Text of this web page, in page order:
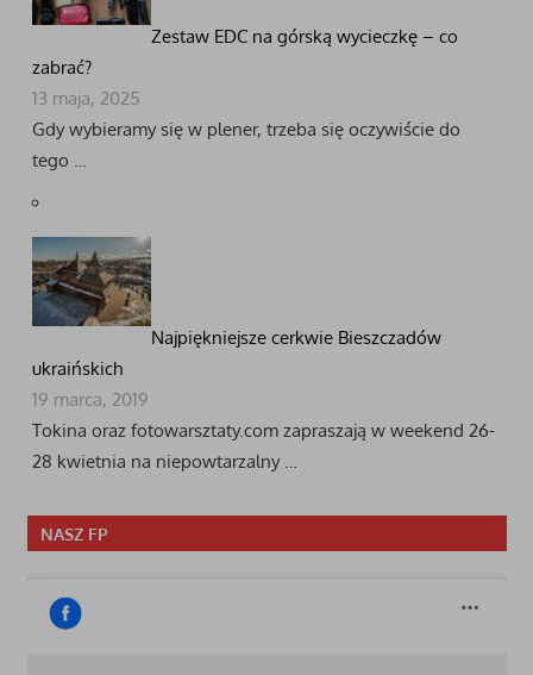
Zestaw EDC na górską wycieczkę – co
zabrać?
13 maja, 2025
Gdy wybieramy się w plener, trzeba się oczywiście do
tego …
Najpiękniejsze cerkwie Bieszczadów
ukraińskich
19 marca, 2019
Tokina oraz fotowarsztaty.com zapraszają w weekend 26-
28 kwietnia na niepowtarzalny …
NASZ FP